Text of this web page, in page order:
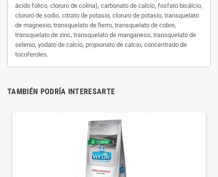
ácido fólico, cloruro de colina), carbonato de calcio, fosfato bicálcio,
cloruro de sodio, citrato de potasio, cloruro de potasio, transquelato
de magnesio, transquelato de fierro, transquelato de cobre,
transquelato de zinc, transquelato de manganeso, transquelato de
selenio, yodato de calcio, propionato de calcio, concentrado de
tocoferoles.
TAMBIÉN PODRÍA INTERESARTE